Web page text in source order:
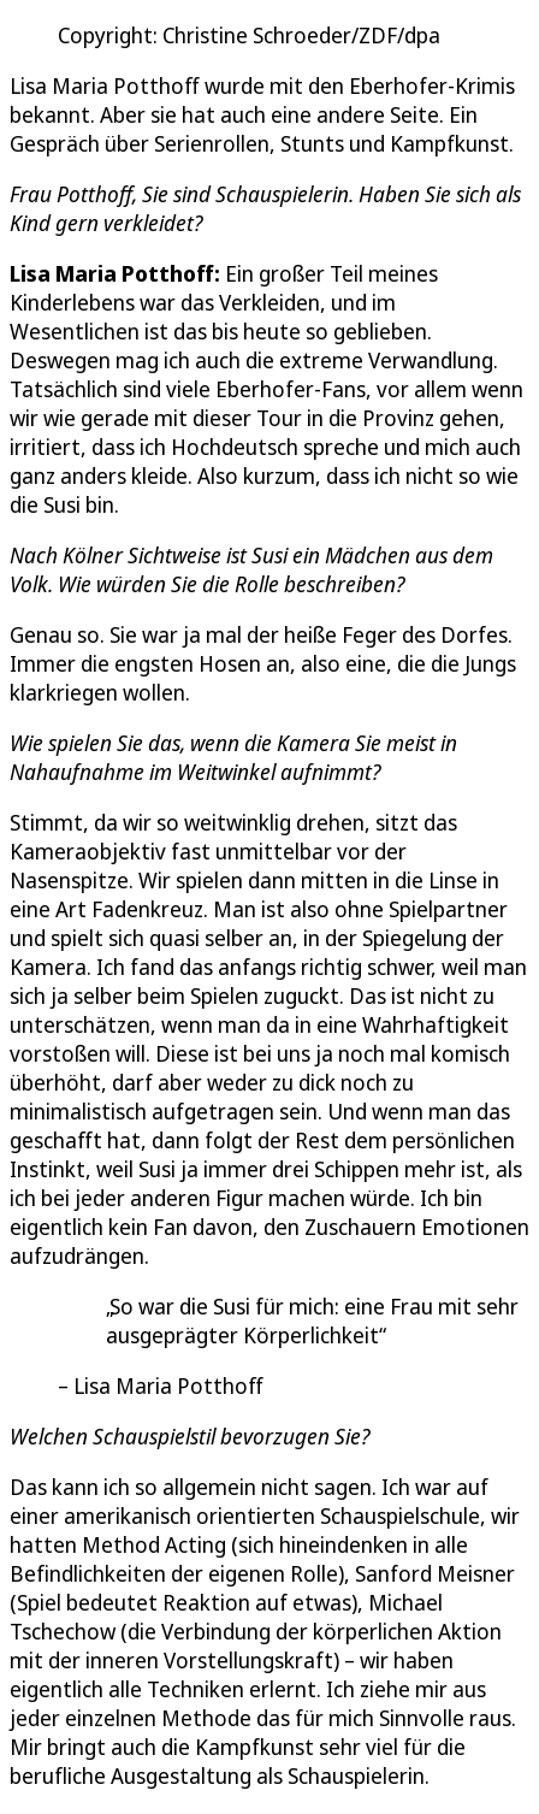
Copyright: Christine Schroeder/ZDF/dpa
Lisa Maria Potthoff wurde mit den Eberhofer-Krimis
bekannt. Aber sie hat auch eine andere Seite. Ein
Gespräch über Serienrollen, Stunts und Kampfkunst.
Frau Potthoff, Sie sind Schauspielerin. Haben Sie sich als
Kind gern verkleidet?
Lisa Maria Potthoff: Ein großer Teil meines
Kinderlebens war das Verkleiden, und im
Wesentlichen ist das bis heute so geblieben.
Deswegen mag ich auch die extreme Verwandlung.
Tatsächlich sind viele Eberhofer-Fans, vor allem wenn
wir wie gerade mit dieser Tour in die Provinz gehen,
irritiert, dass ich Hochdeutsch spreche und mich auch
ganz anders kleide. Also kurzum, dass ich nicht so wie
die Susi bin.
Nach Kölner Sichtweise ist Susi ein Mädchen aus dem
Volk. Wie würden Sie die Rolle beschreiben?
Genau so. Sie war ja mal der heiße Feger des Dorfes.
Immer die engsten Hosen an, also eine, die die Jungs
klarkriegen wollen.
Wie spielen Sie das, wenn die Kamera Sie meist in
Nahaufnahme im Weitwinkel aufnimmt?
Stimmt, da wir so weitwinklig drehen, sitzt das
Kameraobjektiv fast unmittelbar vor der
Nasenspitze. Wir spielen dann mitten in die Linse in
eine Art Fadenkreuz. Man ist also ohne Spielpartner
und spielt sich quasi selber an, in der Spiegelung der
Kamera. Ich fand das anfangs richtig schwer, weil man
sich ja selber beim Spielen zuguckt. Das ist nicht zu
unterschätzen, wenn man da in eine Wahrhaftigkeit
vorstoßen will. Diese ist bei uns ja noch mal komisch
überhöht, darf aber weder zu dick noch zu
minimalistisch aufgetragen sein. Und wenn man das
geschafft hat, dann folgt der Rest dem persönlichen
Instinkt, weil Susi ja immer drei Schippen mehr ist, als
ich bei jeder anderen Figur machen würde. Ich bin
eigentlich kein Fan davon, den Zuschauern Emotionen
aufzudrängen.
So war die Susi für mich: eine Frau mit sehr
ausgeprägter Körperlichkeit
Lisa Maria Potthoff
Welchen Schauspielstil bevorzugen Sie?
Das kann ich so allgemein nicht sagen. Ich war auf
einer amerikanisch orientierten Schauspielschule, wir
hatten Method Acting (sich hineindenken in alle
Befindlichkeiten der eigenen Rolle), Sanford Meisner
(Spiel bedeutet Reaktion auf etwas), Michael
Tschechow (die Verbindung der körperlichen Aktion
mit der inneren Vorstellungskraft) – wir haben
eigentlich alle Techniken erlernt. Ich ziehe mir aus
jeder einzelnen Methode das für mich Sinnvolle raus.
Mir bringt auch die Kampfkunst sehr viel für die
berufliche Ausgestaltung als Schauspielerin.